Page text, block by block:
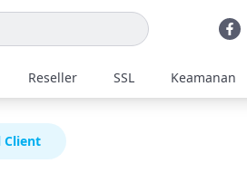
Reseller SSL Keamanan
Client